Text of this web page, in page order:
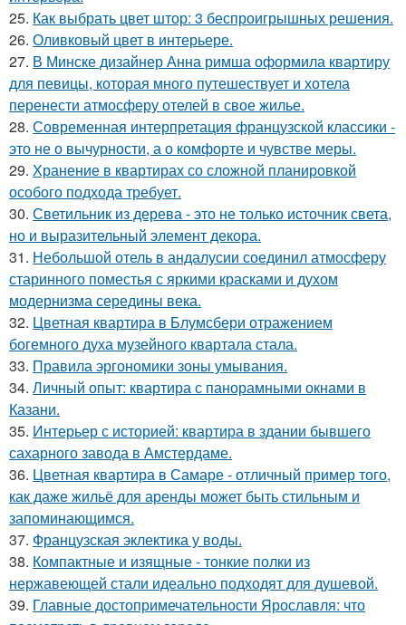
25. Как выбрать цвет штор: 3 беспроигрышных решения.
26. Оливковый цвет в интерьере.
27. В Минске дизайнер Анна римша оформила квартиру
для певицы, которая много путешествует и хотела
перенести атмосферу отелей в свое жилье.
28. Современная интерпретация французской классики -
это не о вычурности, а о комфорте и чувстве меры.
29. Хранение в квартирах со сложной планировкой
особого подхода требует.
30. Светильник из дерева - это не только источник света,
но и выразительный элемент декора.
31. Небольшой отель в андалусии соединил атмосферу
старинного поместья с яркими красками и духом
модернизма середины века.
32. Цветная квартира в Блумсбери отражением
богемного духа музейного квартала стала.
33. Правила эргономики зоны умывания.
34. Личный опыт: квартира с панорамными окнами в
Казани.
35. Интерьер с историей: квартира в здании бывшего
сахарного завода в Амстердаме.
36. Цветная квартира в Самаре - отличный пример того,
как даже жильё для аренды может быть стильным и
запоминающимся.
37. Французская эклектика у воды.
38. Компактные и изящные - тонкие полки из
нержавеющей стали идеально подходят для душевой.
39. Главные достопримечательности Ярославля: что